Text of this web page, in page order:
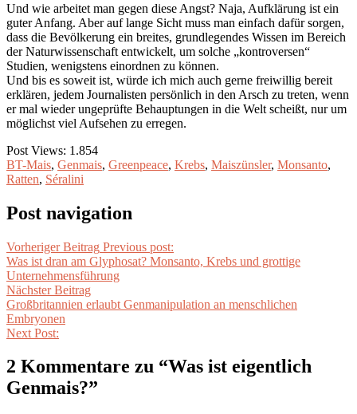
Und wie arbeitet man gegen diese Angst? Naja, Aufklärung ist ein
guter Anfang. Aber auf lange Sicht muss man einfach dafür sorgen,
dass die Bevölkerung ein breites, grundlegendes Wissen im Bereich
der Naturwissenschaft entwickelt, um solche „kontroversen“
Studien, wenigstens einordnen zu können.
Und bis es soweit ist, würde ich mich auch gerne freiwillig bereit
erklären, jedem Journalisten persönlich in den Arsch zu treten, wenn
er mal wieder ungeprüfte Behauptungen in die Welt scheißt, nur um
möglichst viel Aufsehen zu erregen.
Post Views: 1.854
BT-Mais, Genmais, Greenpeace, Krebs, Maiszünsler, Monsanto,
Ratten, Séralini
Post navigation
Vorheriger Beitrag Previous post:
Was ist dran am Glyphosat? Monsanto, Krebs und grottige
Unternehmensführung
Nächster Beitrag
Großbritannien erlaubt Genmanipulation an menschlichen
Embryonen
Next Post:
2 Kommentare zu “Was ist eigentlich
Genmais?”